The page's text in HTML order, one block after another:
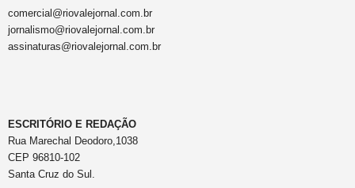
comercial@riovalejornal.com.br
jornalismo@riovalejornal.com.br
assinaturas@riovalejornal.com.br
ESCRITÓRIO E REDAÇÃO
Rua Marechal Deodoro,1038
CEP 96810-102
Santa Cruz do Sul.